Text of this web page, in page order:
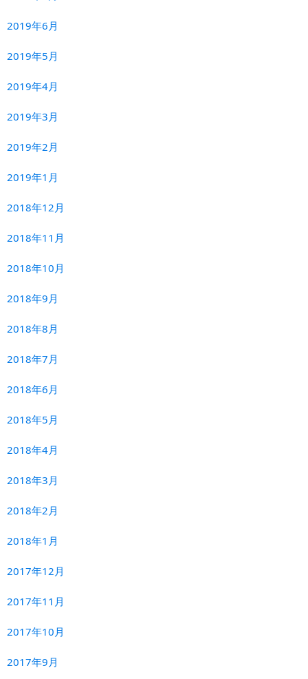
2019年6月
2019年5月
2019年4月
2019年3月
2019年2月
2019年1月
2018年12月
2018年11月
2018年10月
2018年9月
2018年8月
2018年7月
2018年6月
2018年5月
2018年4月
2018年3月
2018年2月
2018年1月
2017年12月
2017年11月
2017年10月
2017年9月